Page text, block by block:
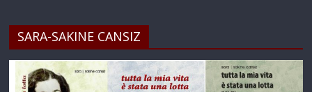
SARA-SAKINE CANSIZ